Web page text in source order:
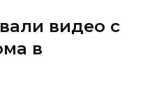
видео с
в